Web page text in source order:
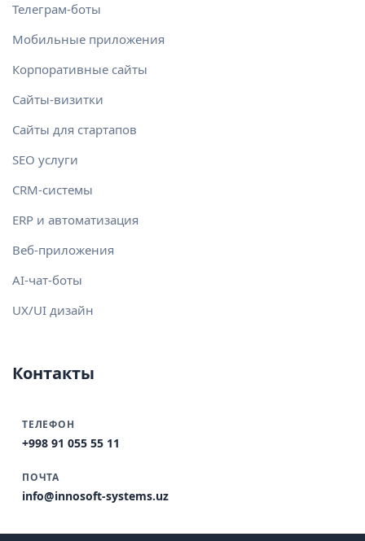
Телеграм-боты
Мобильные приложения
Корпоративные сайты
Сайты-визитки
Сайты для стартапов
SEO услуги
CRM-системы
ERP и автоматизация
Веб-приложения
AI-чат-боты
UX/UI дизайн
Контакты
ТЕЛЕФОН
+998 91 055 55 11
ПОЧТА
info@innosoft-systems.uz